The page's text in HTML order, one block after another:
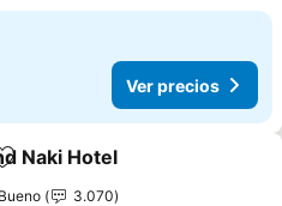
Ver precios
Agregar a favoritos
Naki Hotel
Bueno
3.070